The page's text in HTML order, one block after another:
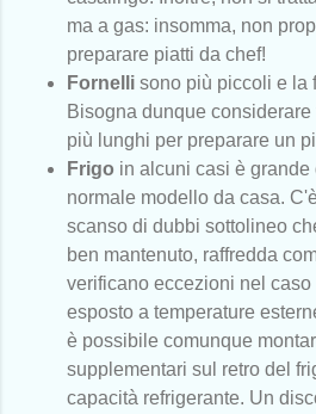
ma a gas: insomma, non
preparare piatti da chef!
Fornelli sono più piccoli e la
Bisogna dunque
più lunghi per preparare un
Frigo in alcuni casi è grande
normale modello da casa.
scanso di dubbi sottolineo
ben mantenuto, raffredda
verificano eccezioni nel
esposto a temperature
è possibile comunque
supplementari sul retro del
capacità refrigerante. Un